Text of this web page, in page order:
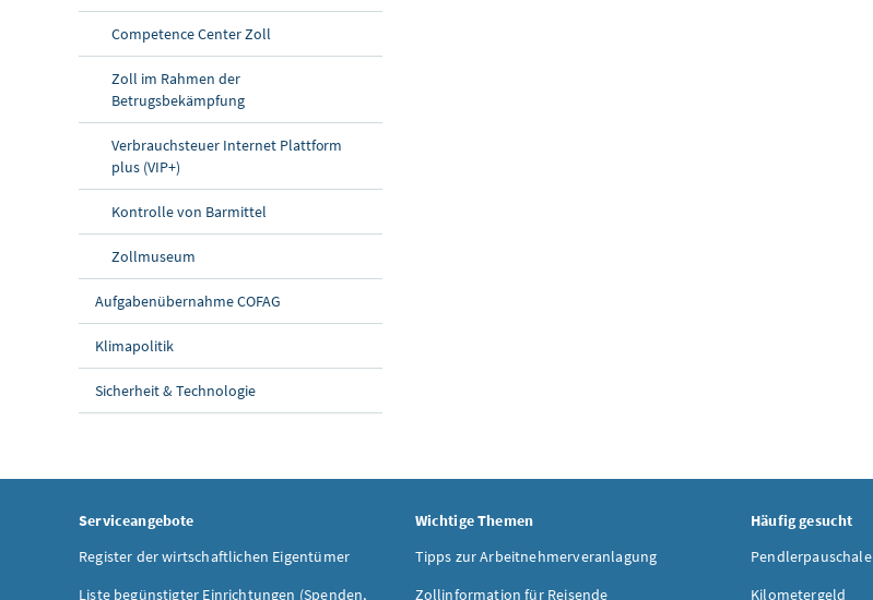
Competence Center Zoll
Zoll im Rahmen der
Betrugsbekämpfung
Verbrauchsteuer Internet Plattform
plus (VIP+)
Kontrolle von Barmittel
Zollmuseum
Aufgabenübernahme COFAG
Klimapolitik
Sicherheit & Technologie
Serviceangebote
Register der wirtschaftlichen Eigentümer
Liste begünstigter Einrichtungen (Spenden,
Wichtige Themen
Tipps zur Arbeitnehmerveranlagung
Zollinformation für Reisende
Häufig gesucht
Pendlerpauschale
Kilometergeld